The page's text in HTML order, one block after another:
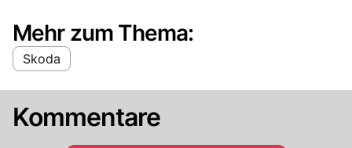
Mehr zum Thema:
Skoda
Kommentare